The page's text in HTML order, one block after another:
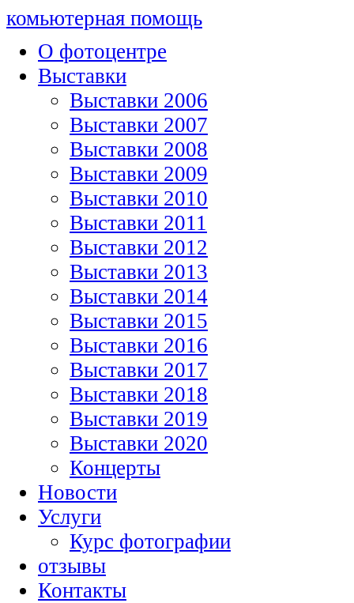
комьютерная помощь
О фотоцентре
Выставки
Выставки 2006
Выставки 2007
Выставки 2008
Выставки 2009
Выставки 2010
Выставки 2011
Выставки 2012
Выставки 2013
Выставки 2014
Выставки 2015
Выставки 2016
Выставки 2017
Выставки 2018
Выставки 2019
Выставки 2020
Концерты
Новости
Услуги
Курс фотографии
отзывы
Контакты